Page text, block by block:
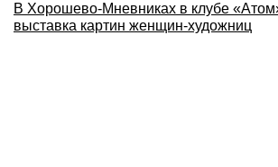
В Хорошево-Мневниках в клубе
выставка картин женщин-художниц